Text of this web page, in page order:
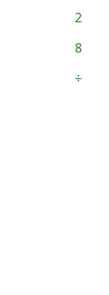
2
8
÷